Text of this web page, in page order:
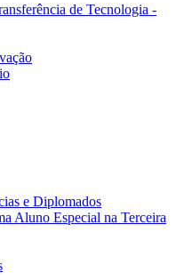
de Tecnologia -
e Diplomados
Aluno Especial na Terceira